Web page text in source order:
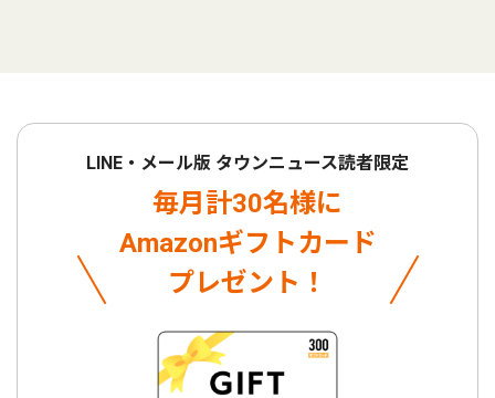
LINE・メール版 タウンニュース読者限定
毎月計30名様に
Amazonギフトカード
プレゼント！